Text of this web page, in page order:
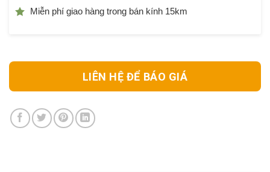
Miễn phí giao hàng trong bán kính 15km
LIÊN HỆ ĐỂ BÁO GIÁ